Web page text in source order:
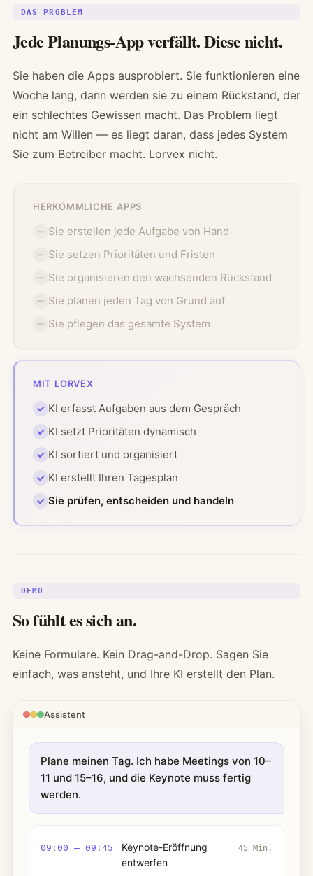
DAS PROBLEM
Jede Planungs-App verfällt. Diese nicht.
Sie haben die Apps ausprobiert. Sie funktionieren eine
Woche lang, dann werden sie zu einem Rückstand, der
ein schlechtes Gewissen macht. Das Problem liegt
nicht am Willen — es liegt daran, dass jedes System
Sie zum Betreiber macht. Lorvex nicht.
HERKÖMMLICHE APPS
Sie erstellen jede Aufgabe von Hand
Sie setzen Prioritäten und Fristen
Sie organisieren den wachsenden Rückstand
Sie planen jeden Tag von Grund auf
Sie pflegen das gesamte System
MIT LORVEX
KI erfasst Aufgaben aus dem Gespräch
KI setzt Prioritäten dynamisch
KI sortiert und organisiert
KI erstellt Ihren Tagesplan
Sie prüfen, entscheiden und handeln
DEMO
So fühlt es sich an.
Keine Formulare. Kein Drag-and-Drop. Sagen Sie
einfach, was ansteht, und Ihre KI erstellt den Plan.
Assistent
Plane meinen Tag. Ich habe Meetings von 10–
11 und 15–16, und die Keynote muss fertig
werden.
09:00 – 09:45
Keynote-Eröffnung
entwerfen
45 Min.